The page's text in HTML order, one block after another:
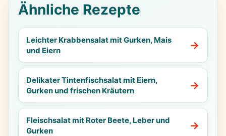
Ähnliche Rezepte
Leichter Krabbensalat mit Gurken, Mais
und Eiern
Delikater Tintenfischsalat mit Eiern,
Gurken und frischen Kräutern
Fleischsalat mit Roter Beete, Leber und
Gurken